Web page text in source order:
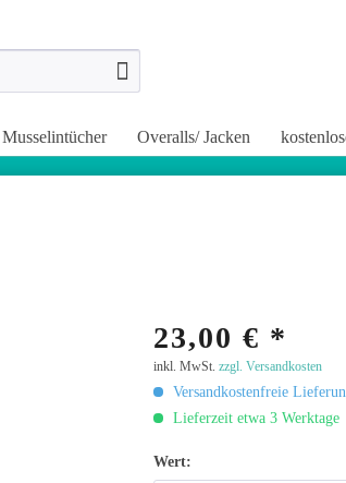
Musselintücher Overalls/ Jacken
23,00 € *
inkl. MwSt.zzgl. Versandkosten
Versandkostenfreie
Lieferzeit etwa 3 Werktage
Wert: